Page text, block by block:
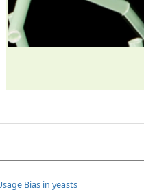
Bias in yeasts